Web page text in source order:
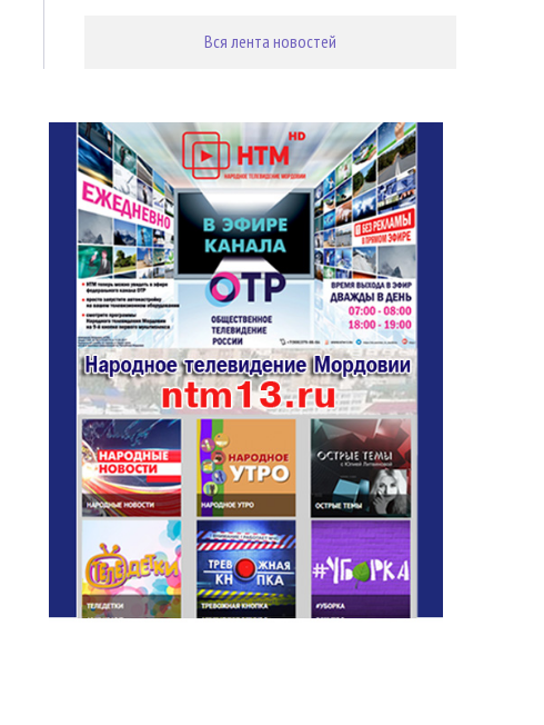
Вся лента новостей